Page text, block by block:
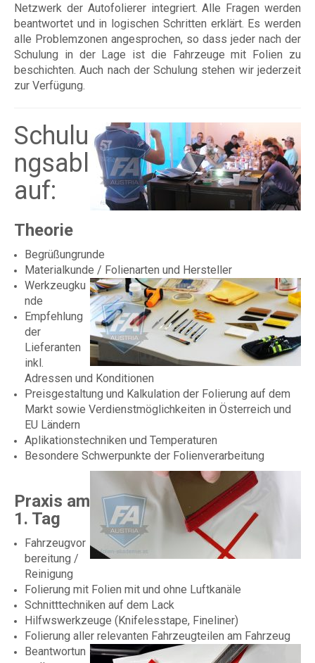
Netzwerk der Autofolierer integriert. Alle Fragen werden
beantwortet und in logischen Schritten erklärt. Es werden
alle Problemzonen angesprochen, so dass jeder nach der
Schulung in der Lage ist die Fahrzeuge mit Folien zu
beschichten. Auch nach der Schulung stehen wir jederzeit
zur Verfügung.
Schulu
ngsabl
auf:
Theorie
Begrüßungrunde
Materialkunde / Folienarten und Hersteller
Werkzeugku
nde
Empfehlung
der
Lieferanten
inkl.
Adressen und Konditionen
Preisgestaltung und Kalkulation der Folierung auf dem
Markt sowie Verdienstmöglichkeiten in Österreich und
EU Ländern
Aplikationstechniken und Temperaturen
Besondere Schwerpunkte der Folienverarbeitung
Praxis am
1. Tag
Fahrzeugvor
bereitung /
Reinigung
Folierung mit Folien mit und ohne Luftkanäle
Schnitttechniken auf dem Lack
Hilfwswerkzeuge (Knifelesstape, Fineliner)
Folierung aller relevanten Fahrzeugteilen am Fahrzeug
Beantwortun